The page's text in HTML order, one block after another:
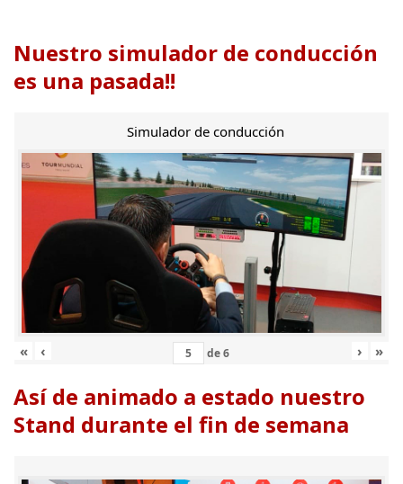
Nuestro simulador de conducción
es una pasada!!
Simulador de conducción
« ‹ de6 › »
Así de animado a estado nuestro
Stand durante el fin de semana